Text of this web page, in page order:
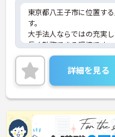
東京都八王子市に位置す
す。
大手法人ならではの充実
長く勤務できる環境です。
年間休日が111日あり残
ートとの両立がしやすく
すいです。
最寄り駅からは徒歩3分と
ざいます。
ご興味のある方には、面
に詳細をお話しいたしま
さい！
詳細を見る